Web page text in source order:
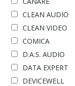
CLEAN AUDIO
CLEAN VIDEO
COMICA
D.A.S. AUDIO
DATA EXPERT
DEVICEWELL